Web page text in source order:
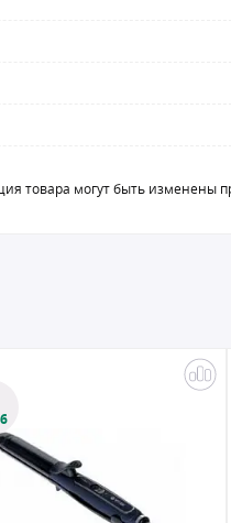
товара могут быть изменены